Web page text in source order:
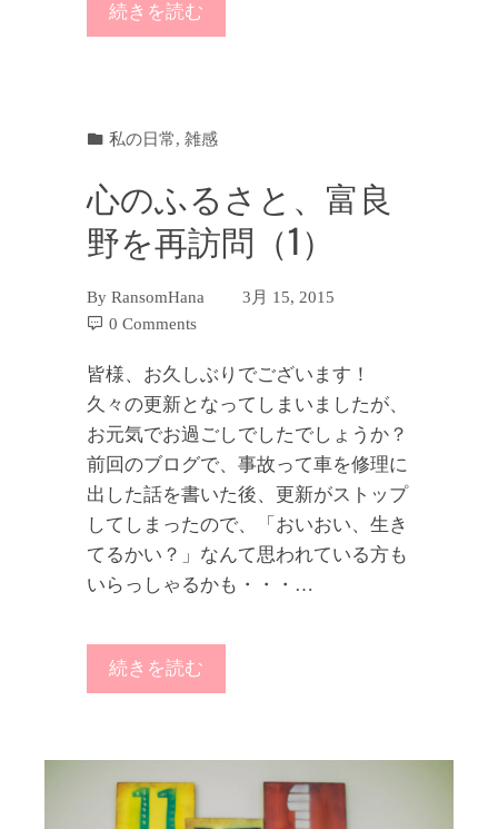
続きを読む
私の日常,雑感
心のふるさと、富良
野を再訪問（1）
ByRansomHana
3月 15, 2015
0 Comments
皆様、お久しぶりでございます！
久々の更新となってしまいましたが、
お元気でお過ごしでしたでしょうか？
前回のブログで、事故って車を修理に
出した話を書いた後、更新がストップ
してしまったので、「おいおい、生き
てるかい？」なんて思われている方も
いらっしゃるかも・・・…
続きを読む